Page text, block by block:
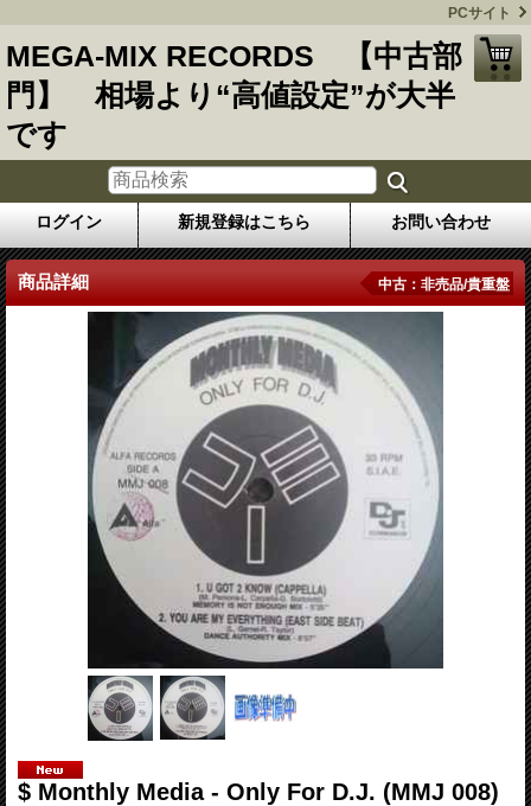
PCサイト
MEGA-MIX RECORDS 【中古部
門】 相場より“高値設定”が大半
です
ログイン 新規登録はこちら お問い合わせ
商品詳細 中古：非売品/貴重盤
$ Monthly Media - Only For D.J. (MMJ 008)